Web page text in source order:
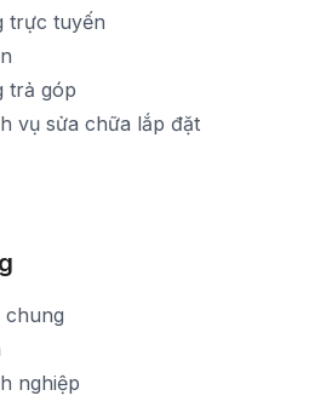
trực tuyến
trả góp
vụ sửa chữa lắp đặt
chung
nghiệp